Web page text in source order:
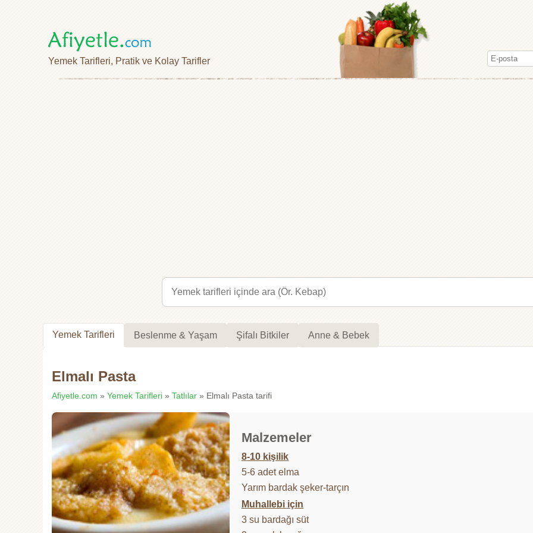
Yemek Tarifleri, Pratik ve Kolay Tarifler
Yemek Tarifleri Beslenme & Yaşam Şifalı Bitkiler Anne & Bebek
Elmalı Pasta
Afiyetle.com » Yemek Tarifleri » Tatlılar » Elmalı Pasta tarifi
Malzemeler
8-10 kişilik
5-6 adet elma
Yarım bardak şeker-tarçın
Muhallebi için
3 su bardağı süt